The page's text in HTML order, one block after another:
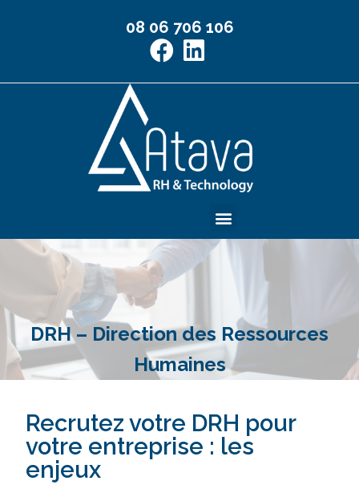
08 06 706 106
DRH – Direction des Ressources
Humaines
Recrutez votre DRH pour
votre entreprise : les
enjeux